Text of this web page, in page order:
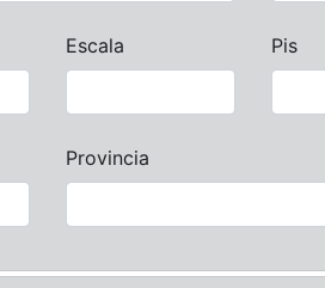
Escala Pis
Provincia